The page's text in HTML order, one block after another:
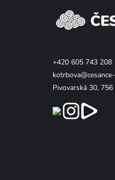
+420 605 743 208
Pivovarská 30,